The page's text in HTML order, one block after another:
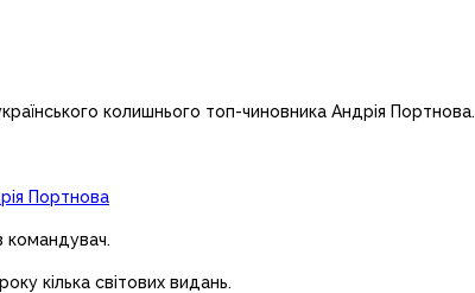
колишнього топ-чиновника Андрія Портнова.
Портнова
командувач.
кілька світових видань.